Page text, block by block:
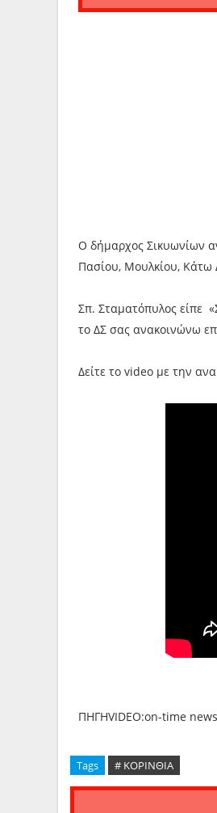
Ο δήμαρχος Σικυωνίων
Πασίου, Μουλκίου, Κάτω
Σπ. Σταματόπυλος είπε
το ΔΣ σας ανακοινώνω
Δείτε το video με την
ΠΗΓΗVIDEO:on-time news
Tags # ΚΟΡΙΝΘΙΑ